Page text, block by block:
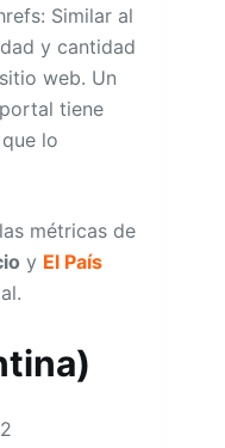
Similar al
y cantidad
web. Un
tiene
lo
métricas de
y El País